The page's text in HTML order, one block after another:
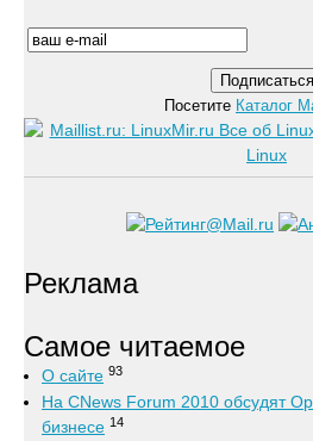
Посетите Каталог
Реклама
Самое читаемое
О сайте 93
На CNews Forum 2010 обсудят
бизнесе 14